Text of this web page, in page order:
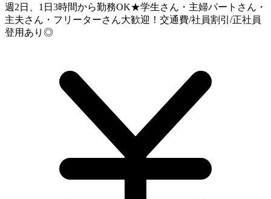
週2日、1日3時間から勤務OK★学生さん・主婦パートさん・
主夫さん・フリーターさん大歓迎！交通費/社員割引/正社員
登用あり◎